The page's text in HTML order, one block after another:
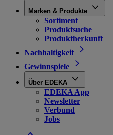
Marken & Produkte
Sortiment
Produktsuche
Produktherkunft
Nachhaltigkeit
Gewinnspiele
Über EDEKA
EDEKA App
Newsletter
Verbund
Jobs